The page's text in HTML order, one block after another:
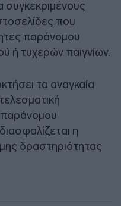
συγκεκριμένους
που
παράνομου
ή τυχερών παιγνίων.
τα αναγκαία
η
δραστηριότητας